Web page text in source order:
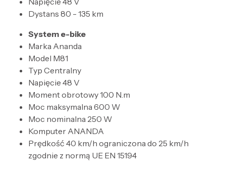
Dystans 80 - 135 km
System e-bike
Marka Ananda
Model M81
Typ Centralny
Napięcie 48 V
Moment obrotowy 100 N.m
Moc maksymalna 600 W
Moc nominalna 250 W
Komputer ANANDA
Prędkość 40 km/h ograniczona do 25 km/h
zgodnie z normą UE EN 15194